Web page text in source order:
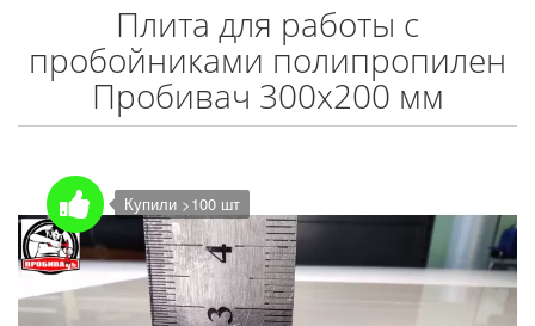
Плита для работы с
пробойниками полипропилен
Пробивач 300х200 мм
Купили >100 шт